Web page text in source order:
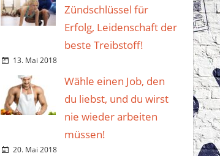
Zündschlüssel für
Erfolg, Leidenschaft der
beste Treibstoff!
13. Mai 2018
Wähle einen Job, den
du liebst, und du wirst
nie wieder arbeiten
müssen!
20. Mai 2018